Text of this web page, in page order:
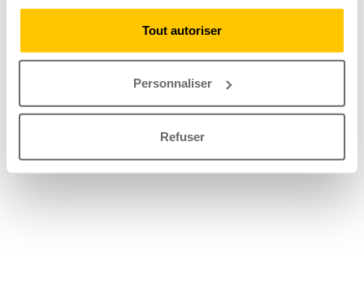
Tout autoriser
Personnaliser
Refuser